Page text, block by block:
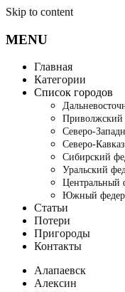
Skip to content
MENU
Главная
Категории
Список городов
Приволжский
Северо-
Северо-
Сибирский
Уральский
Центральный
Южный
Статьи
Потери
Пригороды
Контакты
Алапаевск
Алексин